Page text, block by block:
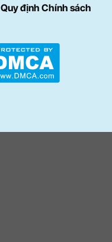
Quy định Chính sách